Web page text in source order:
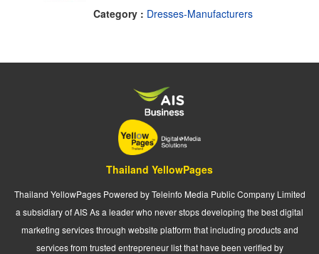
Category : Dresses-Manufacturers
Thailand YellowPages
Thailand YellowPages Powered by Teleinfo Media Public Company Limited
a subsidiary of AIS As a leader who never stops developing the best digital
marketing services through website platform that including products and
services from trusted entrepreneur list that have been verified by